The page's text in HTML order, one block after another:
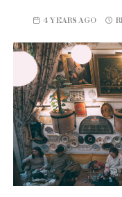
4 YEARS AGO